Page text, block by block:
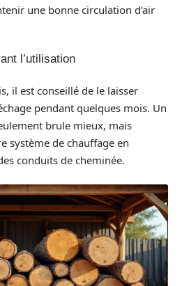
une bonne circulation d’air
l’utilisation
il est conseillé de le laisser
pendant quelques mois. Un
brule mieux, mais
système de chauffage en
conduits de cheminée.